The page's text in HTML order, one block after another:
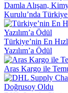
Damla Alışan,
Kurulu’nda
Türkiye’nin En
Yazılım’a Ödül
Aras Kargo ile